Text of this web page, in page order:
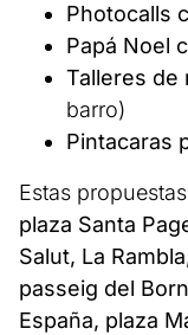
Photocalls
Papá Noel
Talleres de
barro)
Pintacaras
Estas
plaza Santa
Salut, La
passeig del
España, plaza